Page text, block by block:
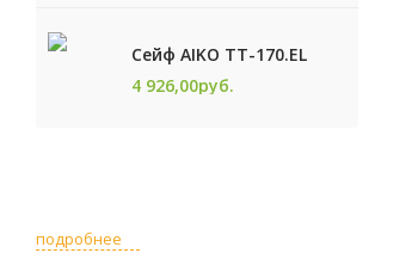
Сейф AIKO TТ-170.EL
4 926,00руб.
подробнее